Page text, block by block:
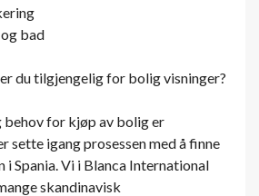
bad
du tilgjengelig for bolig visninger?
behov for kjøp av bolig er
sette igang prosessen med å finne
Spania. Vi i Blanca International
skandinavisk